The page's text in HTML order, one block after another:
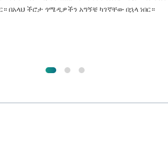
በአላህ ችሮታ ጎሜዲዎችን አግኝቼ ካገኛቸው በኋላ ነበር።